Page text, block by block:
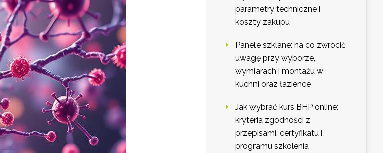
parametry techniczne i
koszty zakupu
Panele szklane: na co zwrócić
uwagę przy wyborze,
wymiarach i montażu w
kuchni oraz łazience
Jak wybrać kurs BHP online:
kryteria zgodności z
przepisami, certyfikatu i
programu szkolenia